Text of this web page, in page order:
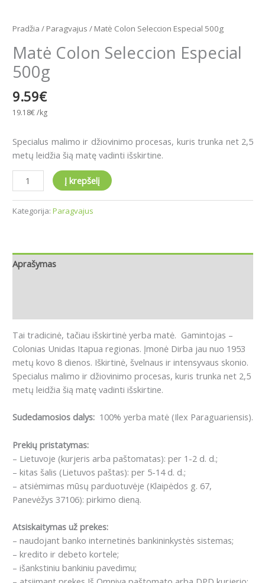
Pradžia / Paragvajus / Matė Colon Seleccion Especial 500g
Matė Colon Seleccion Especial
500g
9.59€
19.18€/kg
Specialus malimo ir džiovinimo procesas, kuris trunka net 2,5
metų leidžia šią matę vadinti išskirtine.
Į krepšelį
Kategorija: Paragvajus
Aprašymas
Tai tradicinė, tačiau išskirtinė yerba matė. Gamintojas –
Colonias Unidas Itapua regionas. Įmonė Dirba jau nuo 1953
metų kovo 8 dienos. Iškirtinė, švelnaus ir intensyvaus skonio.
Specialus malimo ir džiovinimo procesas, kuris trunka net 2,5
metų leidžia šią matę vadinti išskirtine.
Sudedamosios dalys: 100% yerba matė (Ilex Paraguariensis).
Prekių pristatymas:
– Lietuvoje (kurjeris arba paštomatas): per 1-2 d. d.;
– kitas šalis (Lietuvos paštas): per 5-14 d. d.;
– atsiėmimas mūsų parduotuvėje (Klaipėdos g. 67,
Panevėžys 37106): pirkimo dieną.
Atsiskaitymas už prekes:
– naudojant banko internetinės bankininkystės sistemas;
– kredito ir debeto kortele;
– išankstiniu bankiniu pavedimu;